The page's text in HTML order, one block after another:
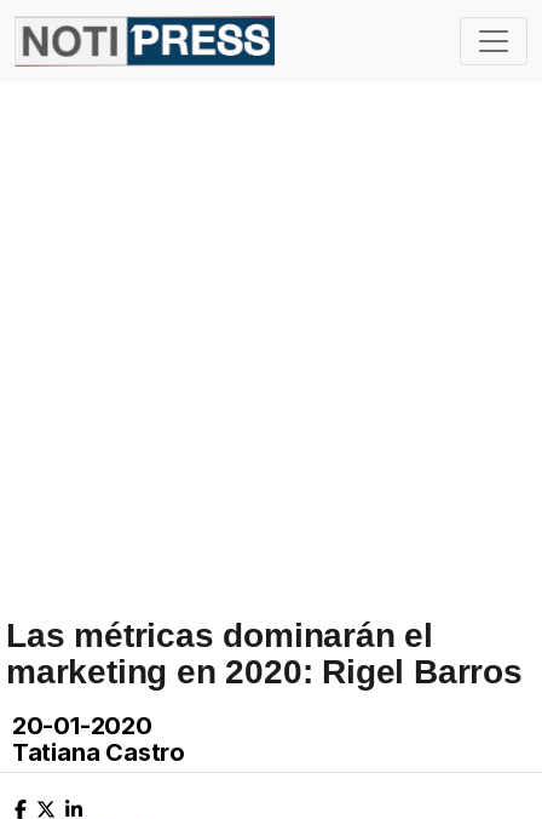
Las métricas dominarán el
marketing en 2020: Rigel Barros
20-01-2020
Tatiana Castro